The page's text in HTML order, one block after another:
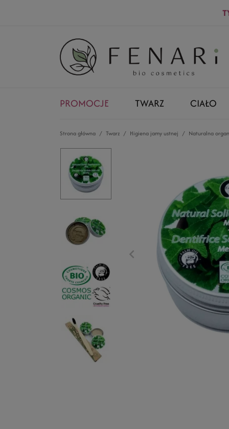
PROMOCJE TWARZ CIAŁO
Strona główna Twarz Higiena jamy ustnej Naturalna